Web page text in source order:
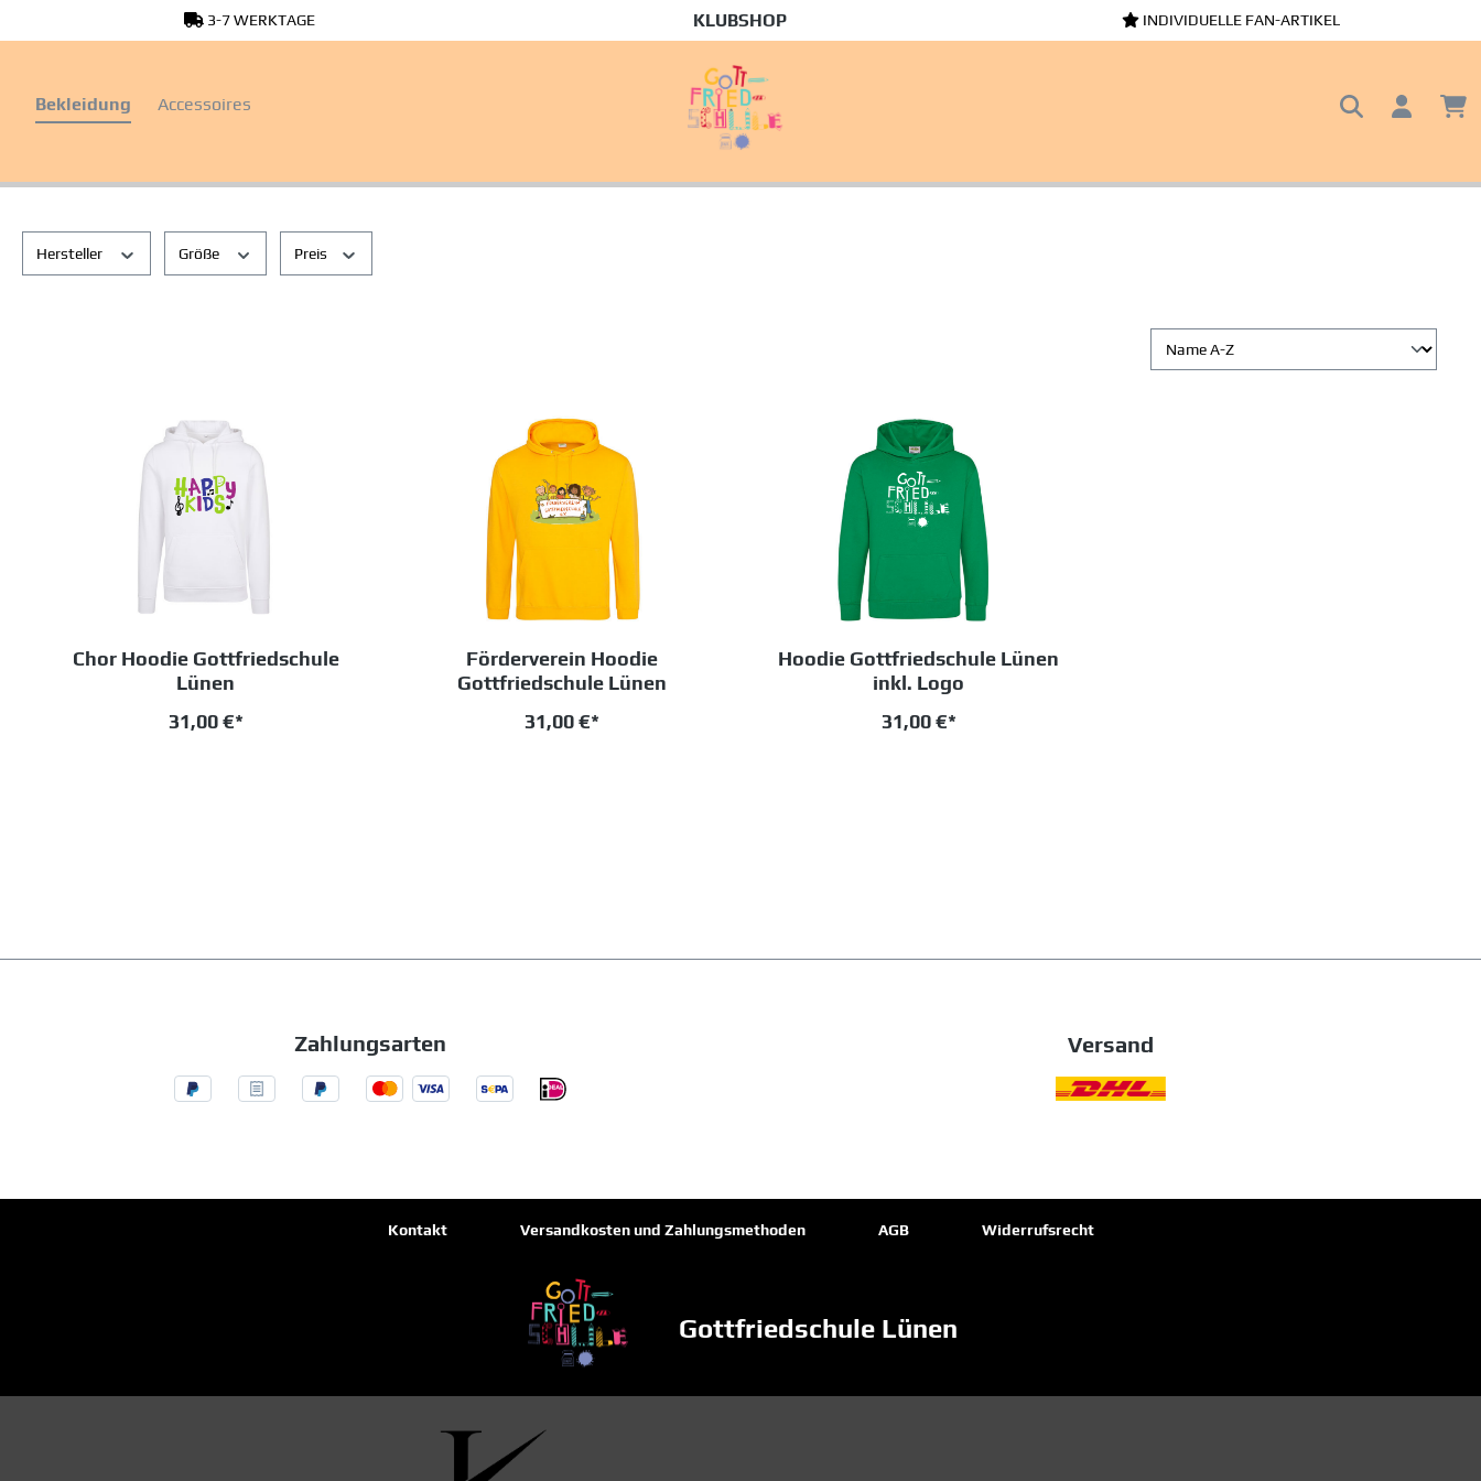
Zur Hauptnavigation springen
3-7 WERKTAGE KLUBSHOP INDIVIDUELLE FAN-ARTIKEL
Bekleidung Accessoires
Hersteller Größe Preis
Chor Hoodie Gottfriedschule
Lünen
31,00 €*
Förderverein Hoodie
Gottfriedschule Lünen
31,00 €*
Hoodie Gottfriedschule Lünen
inkl. Logo
31,00 €*
Zahlungsarten Versand
Kontakt Versandkosten und Zahlungsmethoden AGB Widerrufsrecht
Gottfriedschule Lünen